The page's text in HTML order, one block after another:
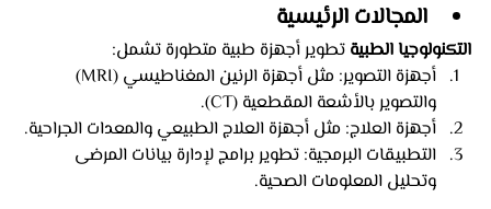
المجالات الرئيسية
التكنولوجيا الطبية تطوير أجهزة طبية متطورة تشمل:
أجهزة التصوير: مثل أجهزة الرنين المغناطيسي (MRI)
والتصوير بالأشعة المقطعية (CT).
أجهزة العلاج: مثل أجهزة العلاج الطبيعي والمعدات الجراحية.
التطبيقات البرمجية: تطوير برامج لإدارة بيانات المرضى
وتحليل المعلومات الصحية.